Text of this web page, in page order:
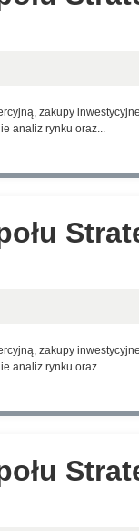
zakupy
analiz rynku oraz...
zakupy
analiz rynku oraz...